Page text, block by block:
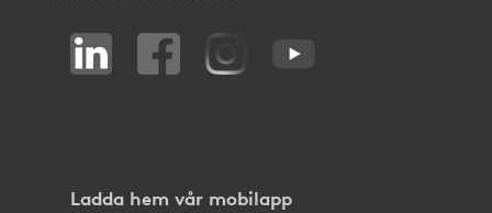
Ladda hem vår mobilapp